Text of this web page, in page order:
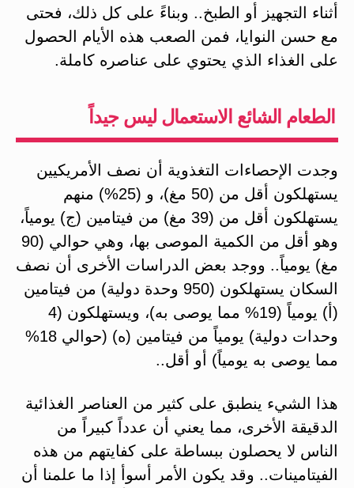
أثناء التجهيز أو الطبخ.. وبناءً على كل ذلك، فحتى
مع حسن النوايا، فمن الصعب هذه الأيام الحصول
على الغذاء الذي يحتوي على عناصره كاملة.
الطعام الشائع الاستعمال ليس جيداً
وجدت الإحصاءات التغذوية أن نصف الأمريكيين
يستهلكون أقل من (50 مغ)، و (25%) منهم
يستهلكون أقل من (39 مغ) من فيتامين (ج) يومياً،
وهو أقل من الكمية الموصى بها، وهي حوالي (90
مغ) يومياً.. ووجد بعض الدراسات الأخرى أن نصف
السكان يستهلكون (950 وحدة دولية) من فيتامين
(أ) يومياً (19% مما يوصى به)، ويستهلكون (4
وحدات دولية) يومياً من فيتامين (ه) (حوالي 18%
مما يوصى به يومياً) أو أقل..
هذا الشيء ينطبق على كثير من العناصر الغذائية
الدقيقة الأخرى، مما يعني أن عدداً كبيراً من
الناس لا يحصلون ببساطة على كفايتهم من هذه
الفيتامينات.. وقد يكون الأمر أسوأ إذا ما علمنا أن